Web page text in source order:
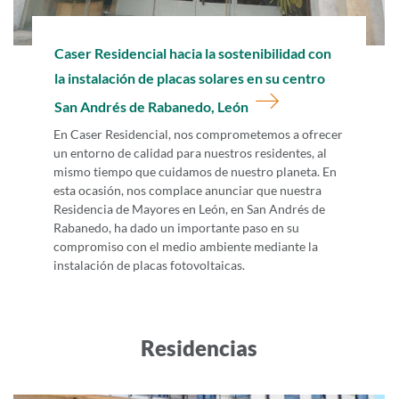
Ir a
Caser Residencial hacia la sostenibilidad con
la instalación de placas solares en su centro
San Andrés de Rabanedo, León
En Caser Residencial, nos comprometemos a ofrecer
un entorno de calidad para nuestros residentes, al
mismo tiempo que cuidamos de nuestro planeta. En
esta ocasión, nos complace anunciar que nuestra
Residencia de Mayores en León, en San Andrés de
Rabanedo, ha dado un importante paso en su
compromiso con el medio ambiente mediante la
instalación de placas fotovoltaicas.
Residencias